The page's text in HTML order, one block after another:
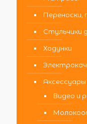
Переноски,
Стульчики
Ходунки
Видео и